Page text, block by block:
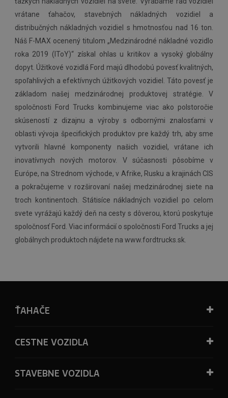
vrátane ťahačov, stavebných nákladných vozidiel a
distribučných nákladných vozidiel s hmotnosťou nad 16 ton.
Náš F-MAX ocenený titulom „Medzinárodné nákladné vozidlo
roka 2019 (IToY)“ získal ohlas u kritikov a vysoký globálny
dopyt. Úžitkové vozidlá Ford majú dlhodobú povesť kvalitných,
spoľahlivých a efektívnych úžitkových vozidiel. Táto povesť je
základom našej medzinárodnej produktovej stratégie. V
spoločnosti Ford Trucks kombinujeme viac ako polstoročie
skúseností z dizajnu a výroby s odbornými znalosťami v
oblasti vývoja špecifických produktov pre každý trh, aby sme
vytvorili hlavné komponenty našich vozidiel, vrátane ich
inovatívnych nových motorov. V súčasnosti pôsobíme v
Európe, na Strednom východe, v Afrike, Rusku a krajinách CIS
a pokračujeme v rozširovaní našej medzinárodnej siete na
troch kontinentoch. Státisíce nákladných vozidiel po celom
svete vyrážajú každý deň na cesty s dôverou, ktorú poskytuje
spoločnosť Ford. Viac informácií o spoločnosti Ford Trucks a jej
globálnych produktoch nájdete na www.fordtrucks.sk.
ŤAHAČE
CESTNE VOZIDLA
STAVEBNE VOZIDLA